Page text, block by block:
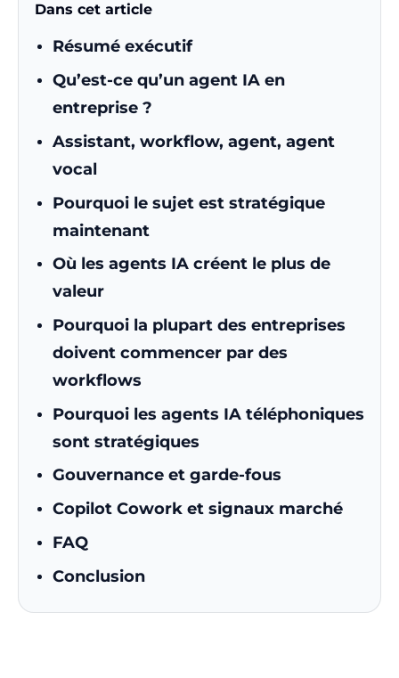
Dans cet article
Résumé exécutif
Qu’est-ce qu’un agent IA en
entreprise ?
Assistant, workflow, agent, agent
vocal
Pourquoi le sujet est stratégique
maintenant
Où les agents IA créent le plus de
valeur
Pourquoi la plupart des entreprises
doivent commencer par des
workflows
Pourquoi les agents IA téléphoniques
sont stratégiques
Gouvernance et garde-fous
Copilot Cowork et signaux marché
FAQ
Conclusion